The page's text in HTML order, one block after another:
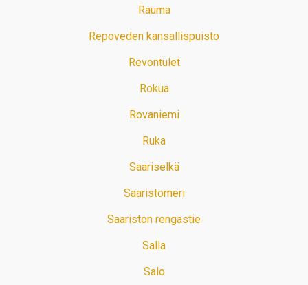
Rauma
Repoveden kansallispuisto
Revontulet
Rokua
Rovaniemi
Ruka
Saariselkä
Saaristomeri
Saariston rengastie
Salla
Salo